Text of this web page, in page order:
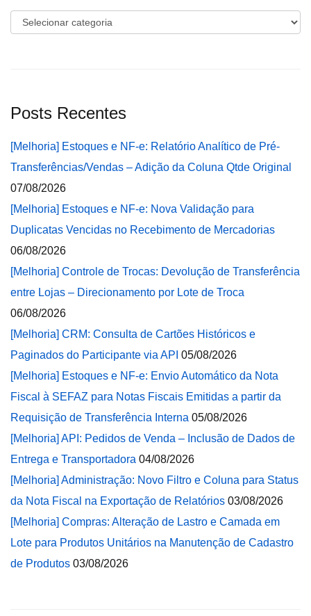
Categorias
Posts Recentes
[Melhoria] Estoques e NF-e: Relatório Analítico de Pré-
Transferências/Vendas – Adição da Coluna Qtde Original
07/08/2026
[Melhoria] Estoques e NF-e: Nova Validação para
Duplicatas Vencidas no Recebimento de Mercadorias
06/08/2026
[Melhoria] Controle de Trocas: Devolução de Transferência
entre Lojas – Direcionamento por Lote de Troca
06/08/2026
[Melhoria] CRM: Consulta de Cartões Históricos e
Paginados do Participante via API 05/08/2026
[Melhoria] Estoques e NF-e: Envio Automático da Nota
Fiscal à SEFAZ para Notas Fiscais Emitidas a partir da
Requisição de Transferência Interna 05/08/2026
[Melhoria] API: Pedidos de Venda – Inclusão de Dados de
Entrega e Transportadora 04/08/2026
[Melhoria] Administração: Novo Filtro e Coluna para Status
da Nota Fiscal na Exportação de Relatórios 03/08/2026
[Melhoria] Compras: Alteração de Lastro e Camada em
Lote para Produtos Unitários na Manutenção de Cadastro
de Produtos 03/08/2026